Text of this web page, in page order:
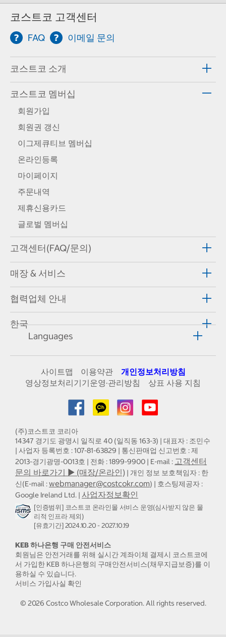
코스트코 고객센터
FAQ 이메일 문의
코스트코 소개
코스트코 멤버십
회원가입
회원권 갱신
이그제큐티브 멤버십
온라인등록
마이페이지
주문내역
제휴신용카드
글로벌 멤버십
고객센터(FAQ/문의)
매장 & 서비스
협력업체 안내
한국
Languages
사이트맵 이용약관
개인정보처리방침
영상정보처리기기운영·관리방침
상표 사용 지침
(주)코스트코 코리아
14347 경기도 광명시 일직로 40 (일직동 163-3) | 대표자 : 조민수
| 사업자 등록번호 : 107-81-63829 | 통신판매업 신고번호 : 제
2013-경기광명-0013호 | 전화 : 1899-9900 | E-mail : 고객센터
문의 바로가기 ▶ (매장/온라인) | 개인 정보 보호책임자 : 한
신(E-mail :webmanager@costcokr.com) | 호스팅제공자 :
Google Ireland Ltd. | 사업자정보확인
[인증범위] 코스트코 온라인몰 서비스 운영(심사받지 않은 물
리적 인프라 제외)
[유효기간] 2024.10.20 - 2027.10.19
KEB 하나은행 구매 안전서비스
회원님은 안전거래를 위해 실시간 계좌이체 결제시 코스트코에
서 가입한 KEB 하나은행의 구매안전서비스(채무지급보증)를 이
용하실 수 있습니다.
서비스 가입사실 확인
© 2026 Costco Wholesale Corporation.All rights reserved.